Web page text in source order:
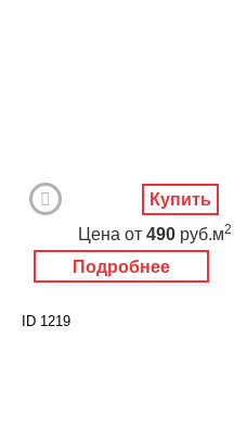
Подробнее
Цена от 490 руб.м2
Купить
ID 1219